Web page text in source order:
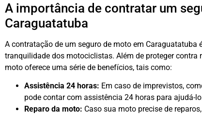
A importância de contratar um
Caraguatatuba
A contratação de um seguro de moto em
tranquilidade dos motociclistas. Além de proteger contra
moto oferece uma série de benefícios, tais como:
Assistência 24 horas: Em caso de imprevistos,
pode contar com assistência 24 horas para ajudá-
Reparo da moto: Caso sua moto precise de